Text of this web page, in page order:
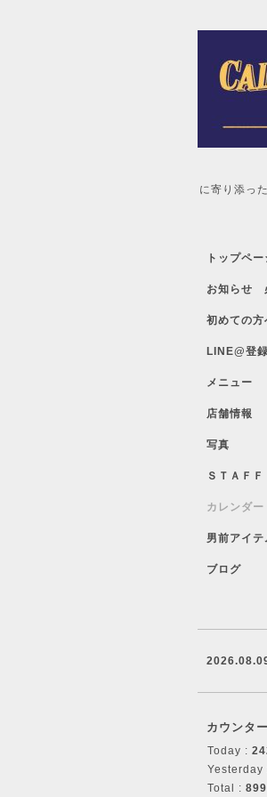
カー
自
に寄り添っ
トップペー
お知らせ
初めての方
LINE@登録
メニュー
店舗情報
写真
ＳＴＡＦＦ
カレンダー
男前アイテ
ブログ
カウンター
Today :
Yesterday
Total :